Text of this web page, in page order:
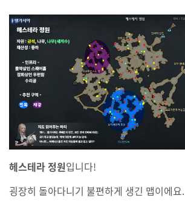
헤스테라 정원입니다!
굉장히 돌아다니기 불편하게 생긴 맵이에요.